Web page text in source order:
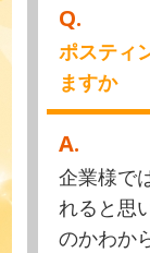
Q.
ポスティ
ますか
A.
企業様で
れると思
のかわか